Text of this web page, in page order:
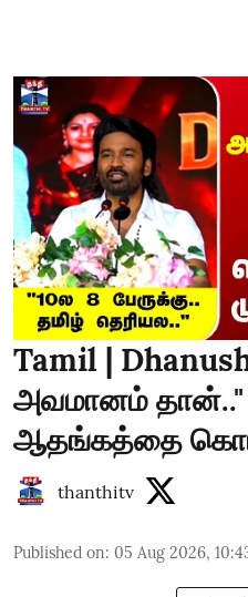
Tamil |
அவமானம் தான்.."
ஆதங்கத்தை
thanthitv
Published on: 05 Aug 2026,